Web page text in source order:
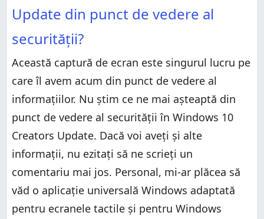
Update din punct de vedere al
securității?
Această captură de ecran este singurul lucru pe
care îl avem acum din punct de vedere al
informațiilor. Nu știm ce ne mai așteaptă din
punct de vedere al securității în Windows 10
Creators Update. Dacă voi aveți și alte
informații, nu ezitați să ne scrieți un
comentariu mai jos. Personal, mi-ar plăcea să
văd o aplicație universală Windows adaptată
pentru ecranele tactile și pentru Windows